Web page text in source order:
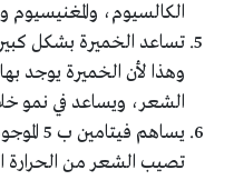
الكالسيوم، والمغنيسيوم
تساعد الخميرة بشكل
وهذا لأن الخميرة يوجد
الشعر، ويساعد في نمو
يساهم
تصيب الشعر من